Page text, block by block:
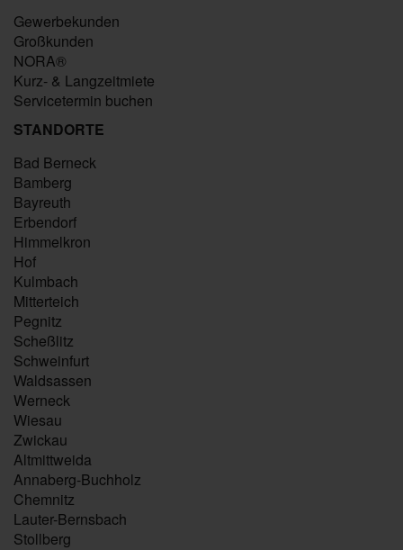
Gewerbekunden
Großkunden
NORA®
Kurz- & Langzeitmiete
Servicetermin buchen
STANDORTE
Bad Berneck
Bamberg
Bayreuth
Erbendorf
Himmelkron
Hof
Kulmbach
Mitterteich
Pegnitz
Scheßlitz
Schweinfurt
Waldsassen
Werneck
Wiesau
Zwickau
Altmittweida
Annaberg-Buchholz
Chemnitz
Lauter-Bernsbach
Stollberg